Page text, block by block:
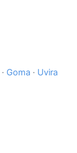
· Goma · Uvira